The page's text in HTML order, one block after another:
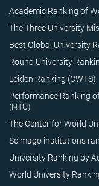
Academic Ranking of
The Three University
Best Global University
Round University
Leiden Ranking (CWTS)
Performance Ranking
(NTU)
The Center for World
Scimago institutions
University Ranking by
World University